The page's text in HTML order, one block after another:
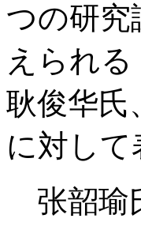
つの研究
えられ
耿俊华氏
に対し
张韶瑜